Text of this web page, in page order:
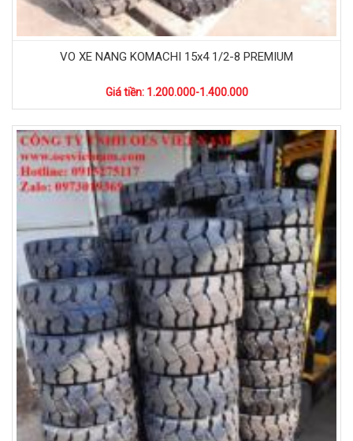
VO XE NANG KOMACHI 15x4 1/2-8 PREMIUM
Giá tiền: 1.200.000-1.400.000